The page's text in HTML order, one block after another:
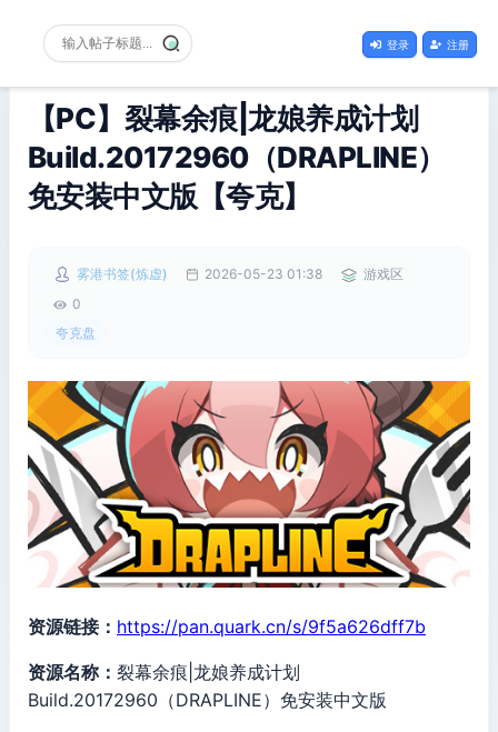
登录 注册
【PC】裂幕余痕|龙娘养成计划
Build.20172960（DRAPLINE）
免安装中文版【夸克】
雾港书签(炼虚) 2026-05-23 01:38
游戏区
0
夸克盘
资源链接： https://pan.quark.cn/s/9f5a626dff7b
资源名称： 裂幕余痕|龙娘养成计划
Build.20172960（DRAPLINE）免安装中文版